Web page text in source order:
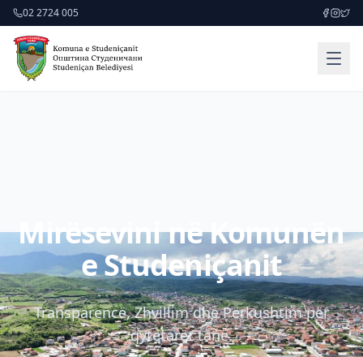
02 2724 005
Mirësevini në Komunën
e Studeniçanit
Transparencë, Zhvillim dhe Përkushtim për
qytetarët tanë.